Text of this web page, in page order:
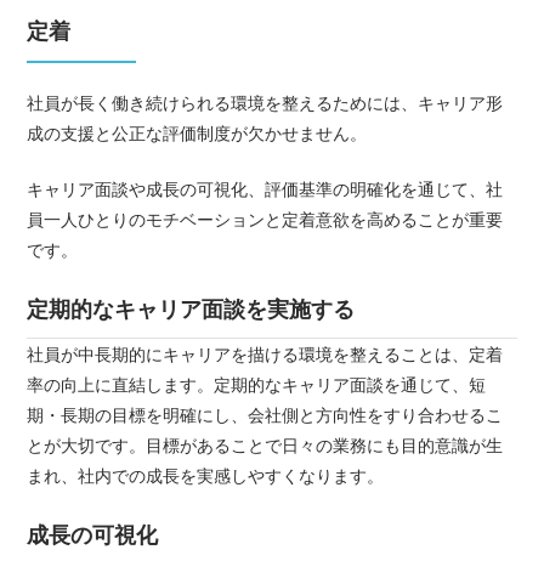
定着
社員が長く働き続けられる環境を整えるためには、キャリア形
成の支援と公正な評価制度が欠かせません。
キャリア面談や成長の可視化、評価基準の明確化を通じて、社
員一人ひとりのモチベーションと定着意欲を高めることが重要
です。
定期的なキャリア面談を実施する
社員が中長期的にキャリアを描ける環境を整えることは、定着
率の向上に直結します。定期的なキャリア面談を通じて、短
期・長期の目標を明確にし、会社側と方向性をすり合わせるこ
とが大切です。目標があることで日々の業務にも目的意識が生
まれ、社内での成長を実感しやすくなります。
成長の可視化